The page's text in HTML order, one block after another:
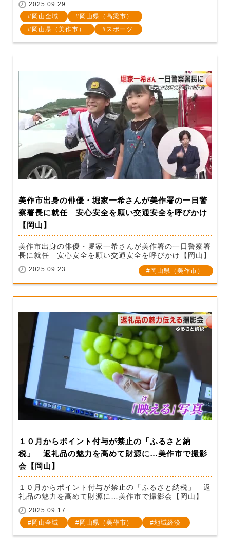
2025.09.29
岡山全域
岡山県（高梁市）
岡山県（美作市）
スポーツ
美作市出身の俳優・堀家一希さんが美作署の一日警
察署長に就任 安心安全を願い交通安全を呼びかけ
【岡山】
美作市出身の俳優・堀家一希さんが美作署の一日警察署
長に就任 安心安全を願い交通安全を呼びかけ【岡山】
2025.09.23 岡山県（美作市）
１０月からポイント付与が禁止の「ふるさと納
税」 返礼品の魅力を高めて財源に…美作市で撮影
会【岡山】
１０月からポイント付与が禁止の「ふるさと納税」 返
礼品の魅力を高めて財源に…美作市で撮影会【岡山】
2025.09.17
岡山全域
岡山県（美作市） 地域経済